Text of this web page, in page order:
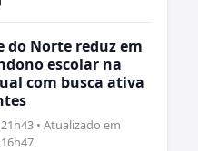
do Norte reduz em
escolar na
com busca ativa
• Atualizado em